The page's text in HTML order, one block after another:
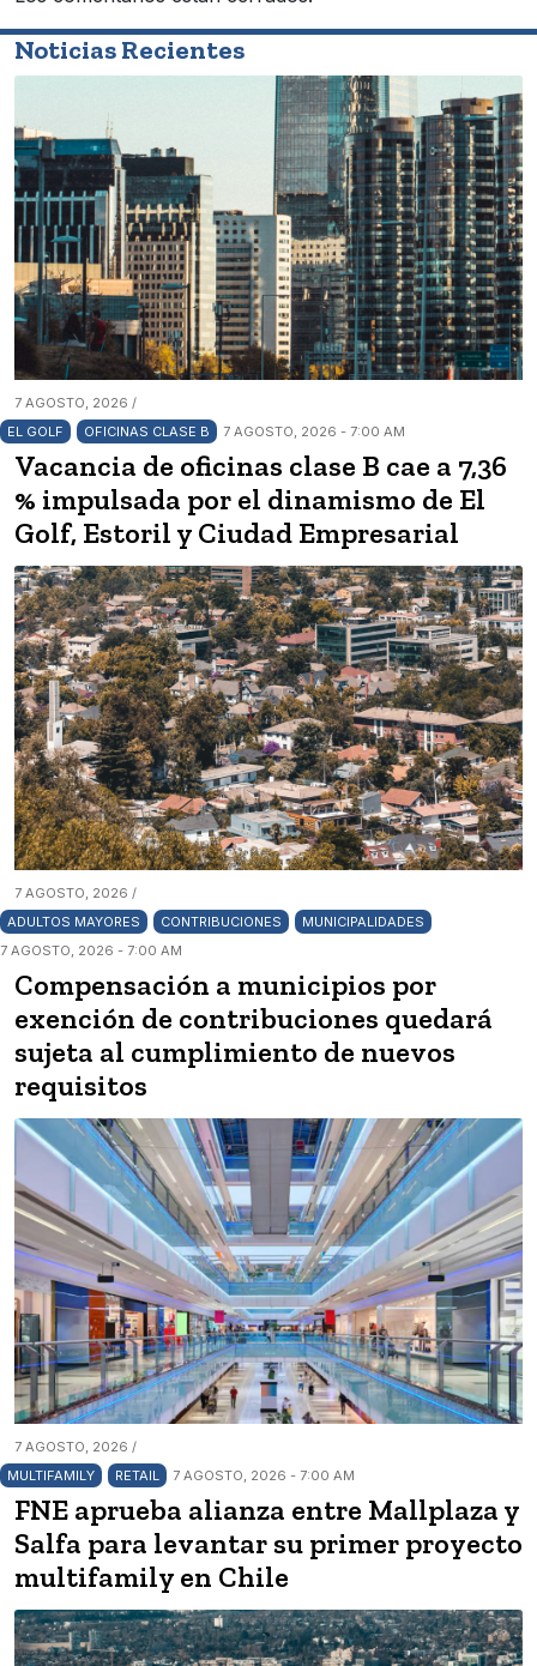
Noticias Recientes
7 AGOSTO, 2026 /
EL GOLF
OFICINAS CLASE B 7 AGOSTO, 2026 - 7:00 AM
Vacancia de oficinas clase B cae a 7,36
% impulsada por el dinamismo de El
Golf, Estoril y Ciudad Empresarial
7 AGOSTO, 2026 /
ADULTOS MAYORES
CONTRIBUCIONES
MUNICIPALIDADES
7 AGOSTO, 2026 - 7:00 AM
Compensación a municipios por
exención de contribuciones quedará
sujeta al cumplimiento de nuevos
requisitos
7 AGOSTO, 2026 /
MULTIFAMILY
RETAIL 7 AGOSTO, 2026 - 7:00 AM
FNE aprueba alianza entre Mallplaza y
Salfa para levantar su primer proyecto
multifamily en Chile